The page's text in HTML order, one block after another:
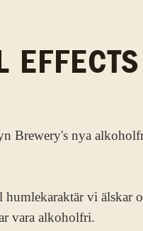
Brewery's nya
vi älskar
vara alkoholfri.